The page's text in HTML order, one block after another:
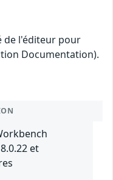
de l'éditeur pour
Documentation).
et